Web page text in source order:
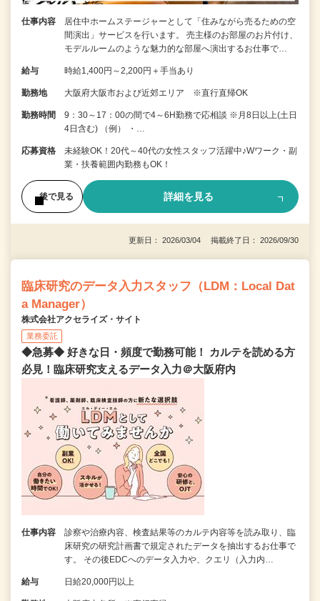
仕事内容
居住中ホームステージャーとして「住みながら売るための空
間演出」サービスを行います。 売主様のお部屋のお片付け、
モデルルームのような魅力的な部屋へ演出するお仕事で…
給与 時給1,400円～2,200円＋手当あり
勤務地 大阪府大阪市および近郊エリア ※直行直帰OK
勤務時間
9：30～17：00の間で4～6H勤務で応相談 ※月8日以上(土日
4日含む) （例） ・…
応募資格
未経験OK！20代～40代の女性スタッフ活躍中♪Wワーク・副
業・扶養範囲内勤務もOK！
後で見る 詳細を見る
更新日： 2026/03/04 掲載終了日： 2026/09/30
臨床研究のデータ入力スタッフ（LDM：Local Dat
a Manager）
株式会社アクセライズ・サイト
業務委託
◆急募◆ 好きな日・頻度で勤務可能！ カルテを読める方
必見！臨床研究支えるデータ入力＠大阪府内
仕事内容
診察や治療内容、検査結果等のカルテ内容等を読み取り、臨
床研究の研究計画書で規定されたデータを抽出するお仕事で
す。 その後EDCへのデータ入力や、クエリ（入力内…
給与 日給20,000円以上